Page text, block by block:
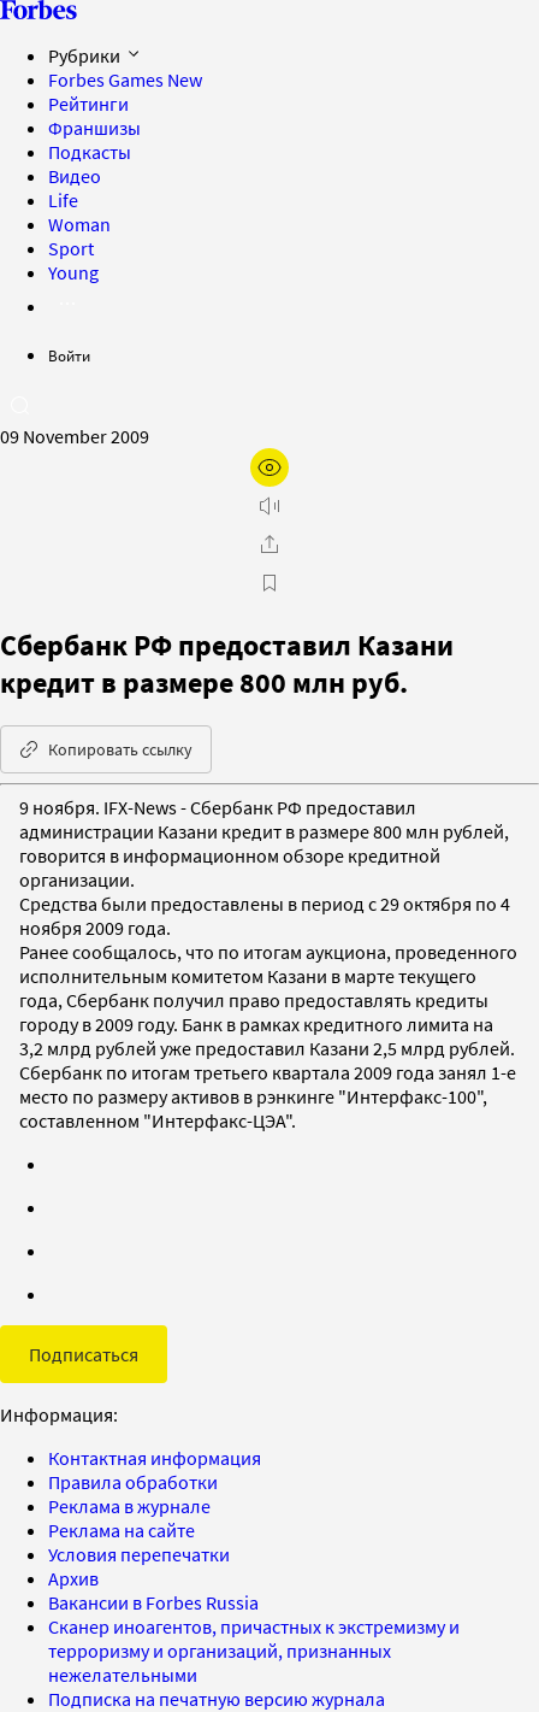
Рубрики
Forbes Games New
Рейтинги
Франшизы
Подкасты
Видео
Life
Woman
Sport
Young
Войти
09 November 2009
Сбербанк РФ предоставил Казани
кредит в размере 800 млн руб.
Копировать ссылку
9 ноября. IFX-News - Сбербанк РФ предоставил
администрации Казани кредит в размере 800 млн рублей,
говорится в информационном обзоре кредитной
организации.
Средства были предоставлены в период с 29 октября по 4
ноября 2009 года.
Ранее сообщалось, что по итогам аукциона, проведенного
исполнительным комитетом Казани в марте текущего
года, Сбербанк получил право предоставлять кредиты
городу в 2009 году. Банк в рамках кредитного лимита на
3,2 млрд рублей уже предоставил Казани 2,5 млрд рублей.
Сбербанк по итогам третьего квартала 2009 года занял 1-е
место по размеру активов в рэнкинге "Интерфакс-100",
составленном "Интерфакс-ЦЭА".
Подписаться
Информация:
Контактная информация
Правила обработки
Реклама в журнале
Реклама на сайте
Условия перепечатки
Архив
Вакансии в Forbes Russia
Сканер иноагентов, причастных к экстремизму и
терроризму и организаций, признанных
нежелательными
Подписка на печатную версию журнала